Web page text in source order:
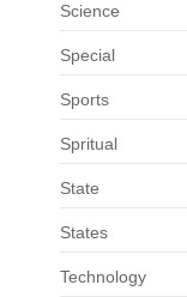
Science
Special
Sports
Spritual
State
States
Technology